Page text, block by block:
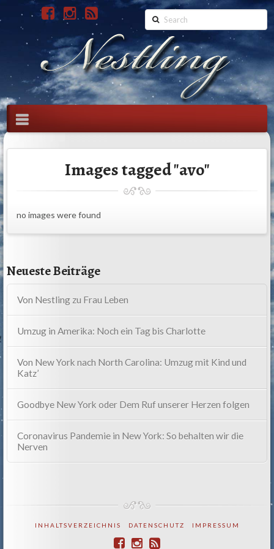
Search
Navigation
Images tagged "avo"
no images were found
Neueste Beiträge
Von Nestling zu Frau Leben
Umzug in Amerika: Noch ein Tag bis Charlotte
Von New York nach North Carolina: Umzug mit Kind und
Katz’
Goodbye New York oder Dem Ruf unserer Herzen folgen
Coronavirus Pandemie in New York: So behalten wir die
Nerven
INHALTSVERZEICHNIS DATENSCHUTZ IMPRESSUM